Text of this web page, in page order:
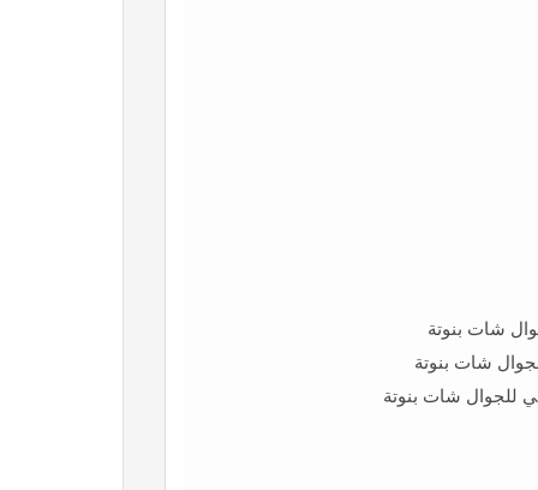
شات بنوتة
شات بنوتة
للجوال شات بنوتة